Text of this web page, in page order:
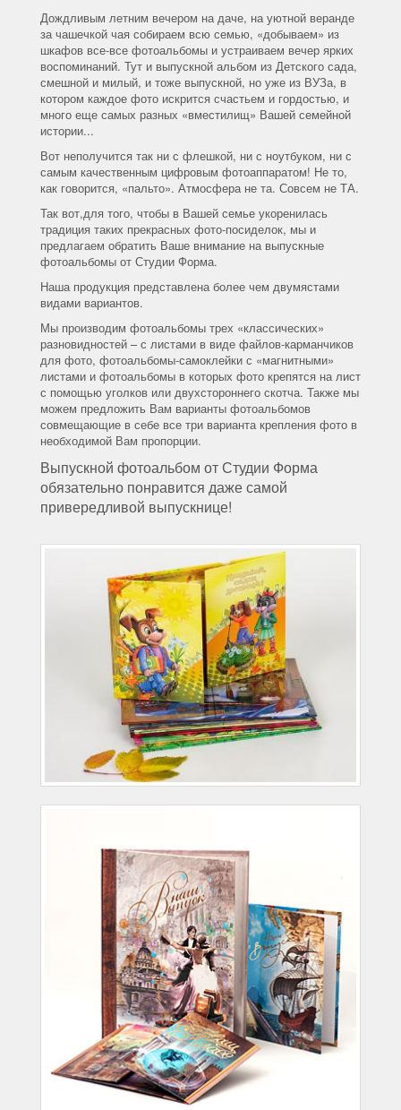
Дождливым летним вечером на даче, на уютной веранде
за чашечкой чая собираем всю семью, «добываем» из
шкафов все-все фотоальбомы и устраиваем вечер ярких
воспоминаний. Тут и выпускной альбом из Детского сада,
смешной и милый, и тоже выпускной, но уже из ВУЗа, в
котором каждое фото искрится счастьем и гордостью, и
много еще самых разных «вместилищ» Вашей семейной
истории...
Вот неполучится так ни с флешкой, ни с ноутбуком, ни с
самым качественным цифровым фотоаппаратом! Не то,
как говорится, «пальто». Атмосфера не та. Совсем не ТА.
Так вот,для того, чтобы в Вашей семье укоренилась
традиция таких прекрасных фото-посиделок, мы и
предлагаем обратить Ваше внимание на выпускные
фотоальбомы от Студии Форма.
Наша продукция представлена более чем двумястами
видами вариантов.
Мы производим фотоальбомы трех «классических»
разновидностей – с листами в виде файлов-карманчиков
для фото, фотоальбомы-самоклейки с «магнитными»
листами и фотоальбомы в которых фото крепятся на лист
с помощью уголков или двухстороннего скотча. Также мы
можем предложить Вам варианты фотоальбомов
совмещающие в себе все три варианта крепления фото в
необходимой Вам пропорции.
Выпускной фотоальбом от Студии Форма
обязательно понравится даже самой
привередливой выпускнице!